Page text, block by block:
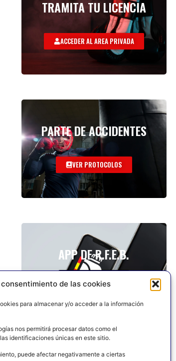
de las cookies
para almacenar y/o acceder a la información
nos permitirá procesar datos como el
identificaciones únicas en este sitio.
puede afectar negativamente a ciertas
TRAMITA TU LICENCIA
ACCEDER AL AREA PRIVADA
PARTE DE ACCIDENTES
VER PROTOCOLOS
APP DE R.F.E.B.